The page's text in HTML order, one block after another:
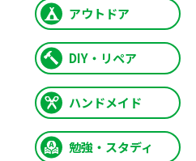
アウトドア
DIY・リペア
ハンドメイド
勉強・スタディ